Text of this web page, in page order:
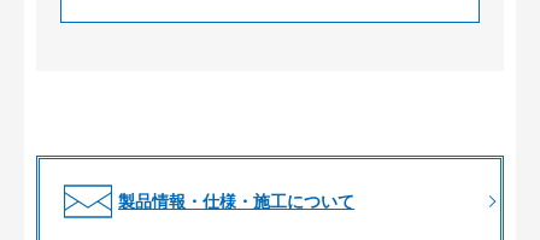
製品情報・仕様・施工について